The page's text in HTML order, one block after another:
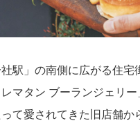
駅」の南側に広がる住宅
マタン ブーランジェリー
って愛されてきた旧店舗か